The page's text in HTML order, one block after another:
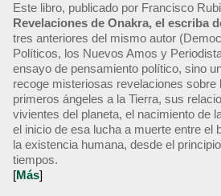
Este libro, publicado por Francisco
Revelaciones de Onakra, el escriba
tres anteriores del mismo autor
Políticos, los Nuevos Amos y
ensayo de pensamiento político, sino
recoge misteriosas revelaciones sobre
primeros ángeles a la Tierra, sus
vivientes del planeta, el nacimiento de
el inicio de esa lucha a muerte entre el
la existencia humana, desde el
tiempos.
[Más]